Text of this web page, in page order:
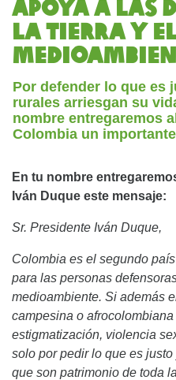
la tierra y el
Por defender lo que es
rurales arriesgan su
nombre entregaremos
Colombia un
En tu nombre
Iván Duque este mensaje:
Sr. Presidente Iván Duque,
Colombia es el segundo paí
para las personas
medioambiente. Si además
campesina o afrocolombiana
estigmatización, violencia
solo por pedir lo que es
que son patrimonio de toda